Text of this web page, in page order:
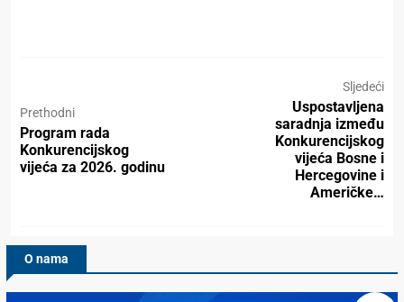
Prethodni
Program rada
Konkurencijskog
vijeća za 2026. godinu
Sljedeći
Uspostavljena
saradnja između
Konkurencijskog
vijeća Bosne i
Hercegovine i
Američke…
O nama